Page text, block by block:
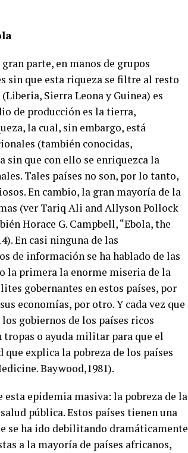
parte, en manos de grupos
sin que esta riqueza se filtre al resto
Sierra Leona y Guinea) es
de producción es la tierra,
la cual, sin embargo, está
(también conocidas,
que con ello se enriquezca la
Tales países no son, por lo tanto,
En cambio, la gran mayoría de la
(ver Tariq Ali and Allyson Pollock
Horace G. Campbell, “Ebola, the
En casi ninguna de las
de información se ha hablado de las
la primera la enorme miseria de la
gobernantes en estos países, por
economías, por otro. Y cada vez que
gobiernos de los países ricos
o ayuda militar para que el
explica la pobreza de los países
Baywood,1981).
esta epidemia masiva: la pobreza de la
pública. Estos países tienen una
se ha ido debilitando dramáticamente
a la mayoría de países africanos,